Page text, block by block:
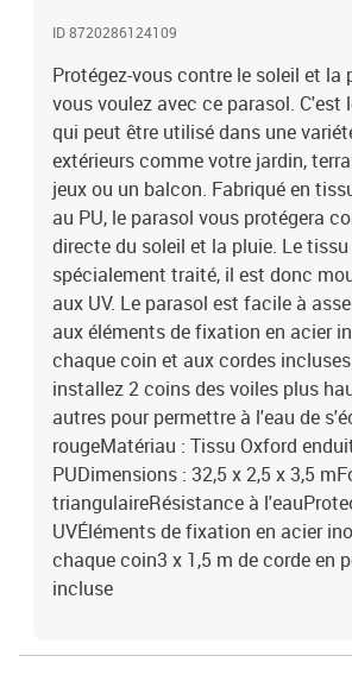
ID 8720286124109
Protégez-vous contre le soleil et la
vous voulez avec ce parasol. C'est
qui peut être utilisé dans une
extérieurs comme votre jardin,
jeux ou un balcon. Fabriqué en
au PU, le parasol vous protégera
directe du soleil et la pluie. Le
spécialement traité, il est donc
aux UV. Le parasol est facile à
aux éléments de fixation en acier
chaque coin et aux cordes
installez 2 coins des voiles plus
autres pour permettre à l'eau de
rougeMatériau : Tissu Oxford
PUDimensions : 32,5 x 2,5 x 3,5
triangulaireRésistance à
UVÉléments de fixation en acier
chaque coin3 x 1,5 m de corde en
incluse